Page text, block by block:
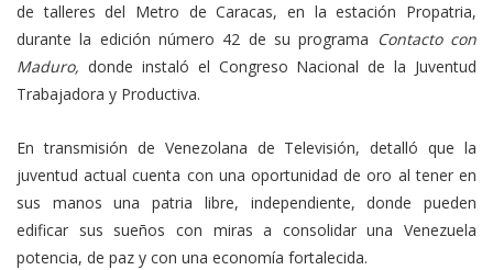
de talleres del Metro de Caracas, en la estación Propatria,
durante la edición número 42 de su programa Contacto con
Maduro, donde instaló el Congreso Nacional de la Juventud
Trabajadora y Productiva.
En transmisión de Venezolana de Televisión, detalló que la
juventud actual cuenta con una oportunidad de oro al tener en
sus manos una patria libre, independiente, donde pueden
edificar sus sueños con miras a consolidar una Venezuela
potencia, de paz y con una economía fortalecida.